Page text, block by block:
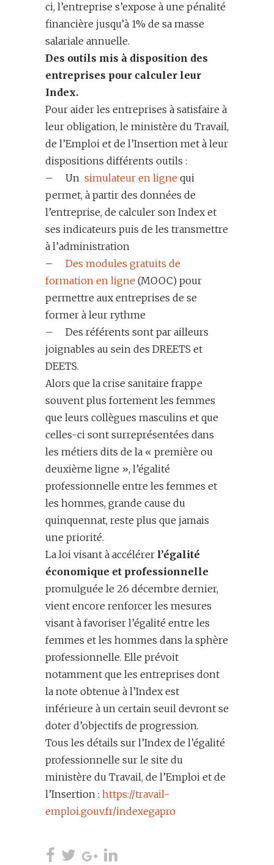
ci, l’entreprise s’expose à une pénalité
financière jusqu’à 1% de sa masse
salariale annuelle.
Des outils mis à disposition des
entreprises pour calculer leur
Index.
Pour aider les entreprises à satisfaire à
leur obligation, le ministère du Travail,
de l’Emploi et de l’Insertion met à leur
dispositions différents outils :
– Un simulateur en ligne qui
permet, à partir des données de
l’entreprise, de calculer son Index et
ses indicateurs puis de les transmettre
à l’administration
– Des modules gratuits de
formation en ligne (MOOC) pour
permettre aux entreprises de se
former à leur rythme
– Des référents sont par ailleurs
joignables au sein des DREETS et
DEETS.
Alors que la crise sanitaire frappe
souvent plus fortement les femmes
que leurs collègues masculins et que
celles-ci sont surreprésentées dans
les métiers dits de la « première ou
deuxième ligne », l’égalité
professionnelle entre les femmes et
les hommes, grande cause du
quinquennat, reste plus que jamais
une priorité.
La loi visant à accélérer l’égalité
économique et professionnelle
promulguée le 26 décembre dernier,
vient encore renforcer les mesures
visant à favoriser l’égalité entre les
femmes et les hommes dans la sphère
professionnelle. Elle prévoit
notamment que les entreprises dont
la note obtenue à l’Index est
inférieure à un certain seuil devront se
doter d’objectifs de progression.
Tous les détails sur l’Index de l’égalité
professionnelle sur le site du
ministère du Travail, de l’Emploi et de
l’Insertion : https://travail-
emploi.gouv.fr/indexegapro